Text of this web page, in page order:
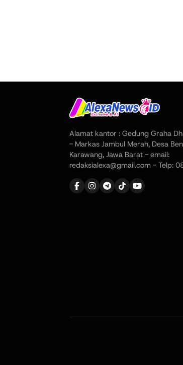
Alamat kantor : Gedung Graha
- Markas Jambul Merah, Desa
Karawang, Jawa Barat - email:
redaksialexa@gmail.com - Telp: